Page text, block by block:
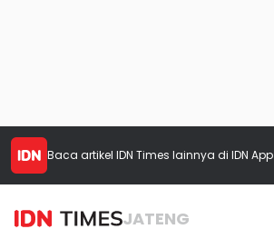
Baca artikel IDN Times lainnya di IDN App
JATENG